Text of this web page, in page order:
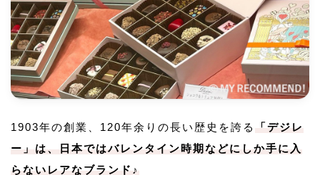
1903年の創業、120年余りの長い歴史を誇る
「デジレ
ー」は、日本ではバレンタイン時期などにしか手に入
らないレアなブランド♪